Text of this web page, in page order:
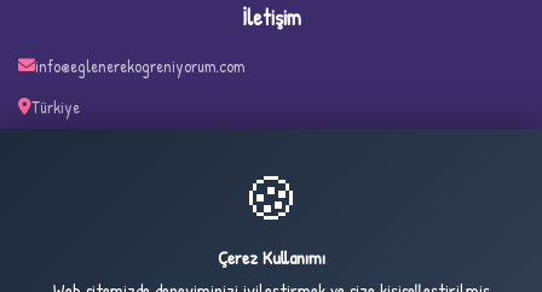
İletişim
info@eglenerekogreniyorum.com
Türkiye
🍪
Çerez Kullanımı